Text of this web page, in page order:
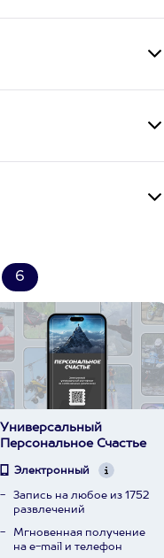
6
Универсальный
Персональное Счастье
Электронный
Запись на любое из 1752
развлечений
Мгновенная получение
на e-mail и телефон